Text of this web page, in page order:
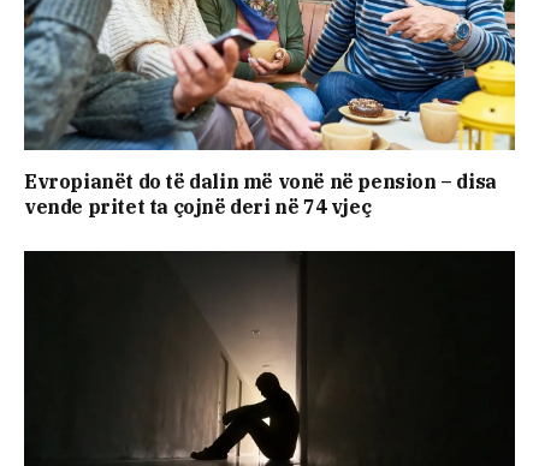
Evropianët do të dalin më vonë në pension – disa
vende pritet ta çojnë deri në 74 vjeç